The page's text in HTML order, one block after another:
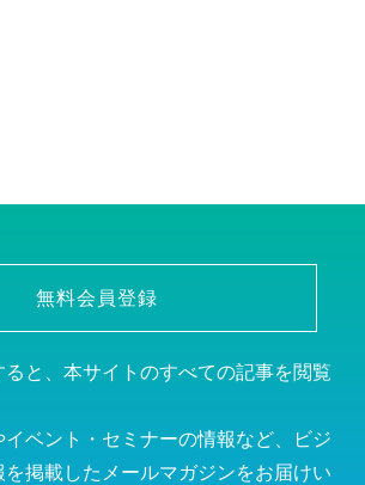
無料会員登録
と、本サイトのすべての記事を閲覧
イベント・セミナーの情報など、ビジ
掲載したメールマガジンをお届けい